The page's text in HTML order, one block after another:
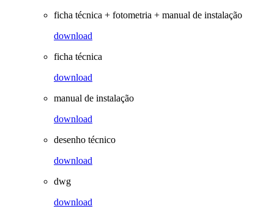
ficha técnica + fotometria + manual de instalação
download
ficha técnica
download
manual de instalação
download
desenho técnico
download
dwg
download